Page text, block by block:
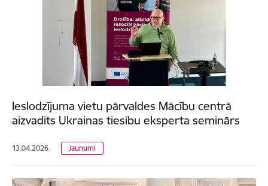
Ieslodzījuma vietu pārvaldes Mācību centrā
aizvadīts Ukrainas tiesību eksperta seminārs
13.04.2026. Jaunumi